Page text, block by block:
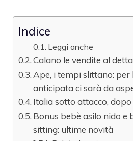
Indice
Leggi anche
Calano le vendite al
Ape, i tempi slittano: per
anticipata ci sarà da
Italia sotto attacco,
Bonus bebè asilo nido e
sitting: ultime novità